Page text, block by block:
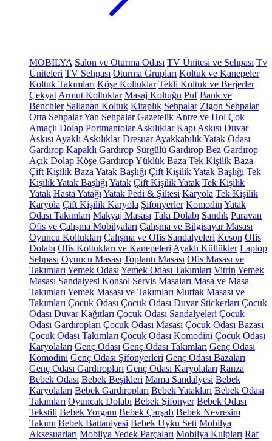
MOBİLYA Salon ve Oturma Odası TV Ünitesi ve Sehpası Tv
Üniteleri TV Sehpası Oturma Grupları Koltuk ve Kanepeler
Koltuk Takımları Köşe Koltuklar Tekli Koltuk ve Berjerler
Çekyat Armut Koltuklar Masaj Koltuğu Puf Bank ve
Benchler Sallanan Koltuk Kitaplık Sehpalar Zigon Sehpalar
Orta SehpalarYan Sehpalar Gazetelik Antre ve Hol Çok
Amaçlı Dolap Portmantolar Askılıklar Kapı Askısı Duvar
Askısı Ayaklı Askılıklar Dresuar AyakkabılıkYatak Odası
Gardırop Kapaklı Gardırop Sürgülü Gardırop Bez Gardırop
Açık Dolap Köşe GardıropYüklük Baza Tek Kişilik Baza
Çift Kişilik Baza Yatak Başlığı Çift Kişilik Yatak Başlığı Tek
Kişilik Yatak Başlığı Yatak Çift Kişilik Yatak Tek Kişilik
Yatak Hasta Yatağı Yatak Pedi & Şiltesi Karyola Tek Kişilik
Karyola Çift Kişilik Karyola Şifonyerler Komodin Yatak
Odası Takımları Makyaj Masası Takı Dolabı Sandık Paravan
Ofis ve Çalışma Mobilyaları Çalışma ve Bilgisayar Masası
Oyuncu Koltukları Çalışma ve Ofis Sandalyeleri Keson Ofis
Dolabı Ofis Koltukları ve Kanepeleri Ayaklı Küllükler Laptop
Sehpası Oyuncu Masası Toplantı Masası Ofis Masası ve
Takımları Yemek Odası Yemek Odası Takımları Vitrin Yemek
Masası Sandalyesi Konsol Servis Masaları Masa ve Masa
Takımları Yemek Masası ve Takımları Mutfak Masası ve
Takımları Çocuk Odası Çocuk Odası Duvar Stickerları Çocuk
Odası Duvar Kağıtları Çocuk Odası Sandalyeleri Çocuk
Odası Gardıropları Çocuk Odası Masası Çocuk Odası Bazası
Çocuk Odası Takımları Çocuk Odası Komodini Çocuk Odası
Karyolaları Genç Odası Genç Odası Takımları Genç Odası
Komodini Genç Odası Şifonyerleri Genç Odası Bazaları
Genç Odası Gardıropları Genç Odası Karyolaları Ranza
Bebek Odası Bebek Beşikleri Mama Sandalyesi Bebek
Karyolaları Bebek Gardıropları Bebek Yatakları Bebek Odası
Takımları Oyuncak Dolabı Bebek Şifonyer Bebek Odası
Tekstili Bebek Yorganı Bebek Çarşafı Bebek Nevresim
Takımı Bebek Battaniyesi Bebek Uyku Seti Mobilya
Aksesuarları Mobilya Yedek Parçaları Mobilya Kulpları Raf